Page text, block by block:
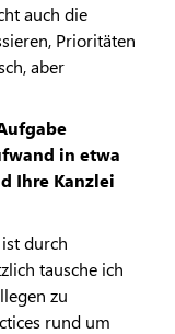
auch die
Prioritäten
aber
in etwa
Ihre Kanzlei
durch
tausche ich
zu
rund um